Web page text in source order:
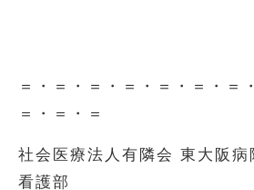
＝・＝・＝・＝・＝・＝・＝
＝・＝・＝
社会医療法人有隣会 東大阪病
看護部